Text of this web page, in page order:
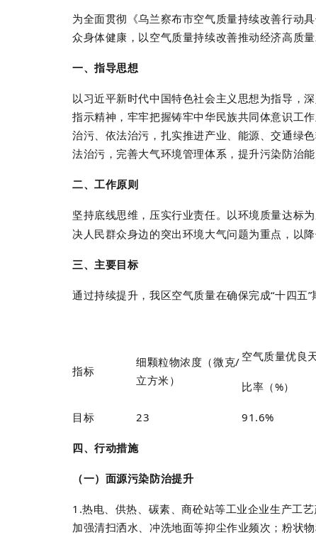
为全面贯彻《乌兰察布市空气质量持续改善行动
众身体健康，以空气质量持续改善推动经济高质
一、指导思想
以习近平新时代中国特色社会主义思想为指导，
指示精神，牢牢把握铸牢中华民族共同体意识工
治污、依法治污，扎实推进产业、能源、交通绿
法治污，完善大气环境管理体系，提升污染防治
二、工作原则
坚持底线思维，压实行业责任。以环境质量达标
决人民群众身边的突出环境大气问题为重点，以
三、主要目标
通过持续提升，我区空气质量在确保完成“十四五”
指标
细颗粒物浓度（微克/
立方米）
空气质量优良
比率（%）
目标 23 91.6%
四、行动措施
（一）面源污染防治提升
1.热电、供热、碳素、商砼站等工业企业生产工
加强清扫洒水、冲洗地面等抑尘作业频次；粉状